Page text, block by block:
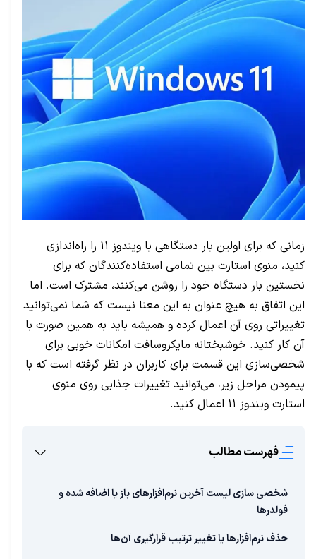
زمانی که برای اولین بار دستگاهی با ویندوز ۱۱ را راه‌اندازی
کنید، منوی استارت بین تمامی استفاده‌کنندگان که برای
نخستین بار دستگاه خود را روشن می‌کنند، مشترک است. اما
این اتفاق به هیچ عنوان به این معنا نیست که شما نمی‌توانید
تغییراتی روی آن اعمال کرده و همیشه باید به همین صورت با
آن کار کنید. خوشبختانه مایکروسافت امکانات خوبی برای
شخصی‌سازی این قسمت برای کاربران در نظر گرفته است که با
پیمودن مراحل زیر، می‌توانید تغییرات جذابی روی منوی
استارت ویندوز ۱۱ اعمال کنید.
فهرست مطالب
شخصی سازی لیست آخرین نرم‌افزارهای باز یا اضافه شده و
فولدرها
حذف نرم‌افزارها یا تغییر ترتیب قرارگیری آن‌ها